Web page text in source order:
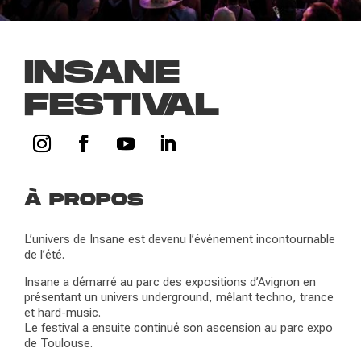
INSANE
FESTIVAL
À PROPOS
L’univers de Insane est devenu l’événement incontournable
de l’été.
Insane a démarré au parc des expositions d’Avignon en
présentant un univers underground, mêlant techno, trance
et hard-music.
Le festival a ensuite continué son ascension au parc expo
de Toulouse.